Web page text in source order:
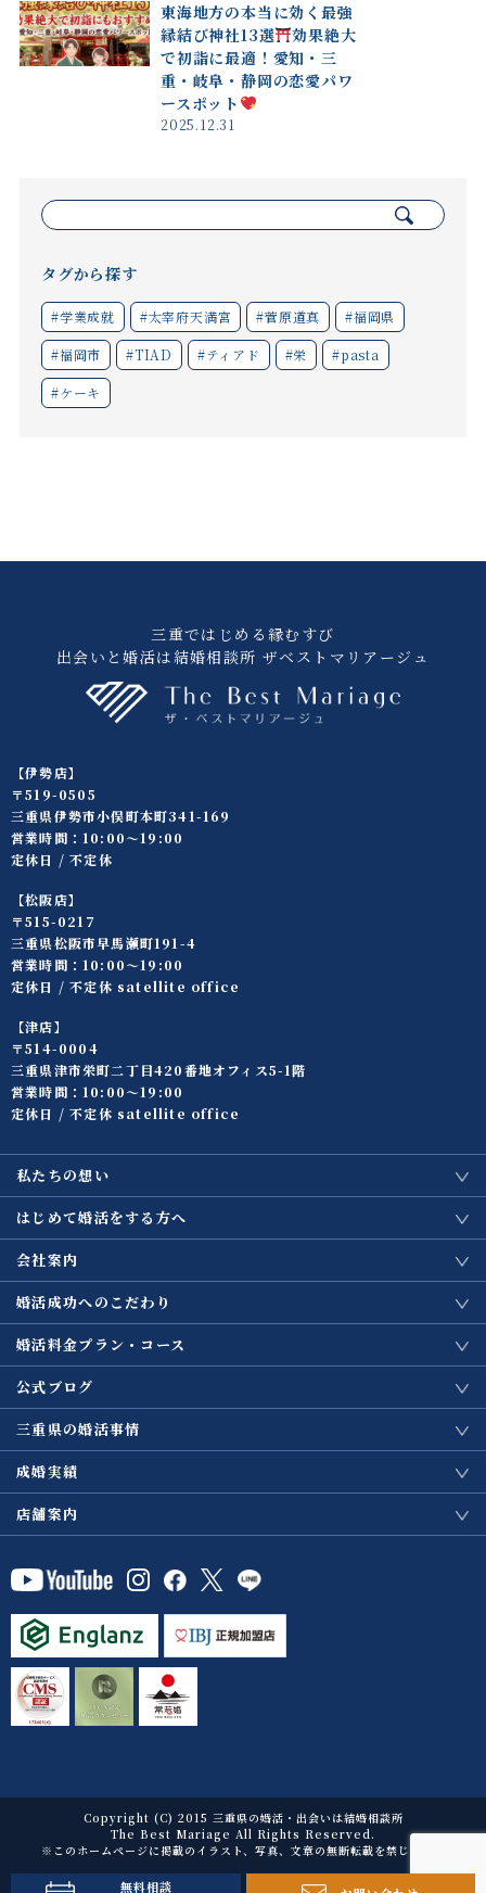
東海地方の本当に効く最強
縁結び神社13選
効果絶大
で初詣に最適！愛知・三
重・岐阜・静岡の恋愛パワ
ースポット
2025.12.31
索:
タグから探す
#学業成就 #太宰府天満宮 #菅原道真 #福岡県
#福岡市 #TIAD #ティアド #栄 #pasta
#ケーキ
三重ではじめる縁むすび
出会いと婚活は結婚相談所 ザベストマリアージュ
【伊勢店】
〒519-0505
三重県伊勢市小俣町本町341-169
営業時間：10:00〜19:00
定休日 / 不定休
【松阪店】
〒515-0217
三重県松阪市早馬瀬町191-4
営業時間：10:00〜19:00
定休日 / 不定休 satellite office
【津店】
〒514-0004
三重県津市栄町二丁目420番地オフィス5-1階
営業時間：10:00〜19:00
定休日 / 不定休 satellite office
私たちの想い
はじめて婚活をする方へ
会社案内
婚活成功へのこだわり
婚活料金プラン・コース
公式ブログ
三重県の婚活事情
成婚実績
店舗案内
Copyright (C) 2015 三重県の婚活・出会いは結婚相談所
The Best Mariage All Rights Reserved.
※このホームページに掲載のイラスト、写真、文章の無断転載を禁じます。
無料相談